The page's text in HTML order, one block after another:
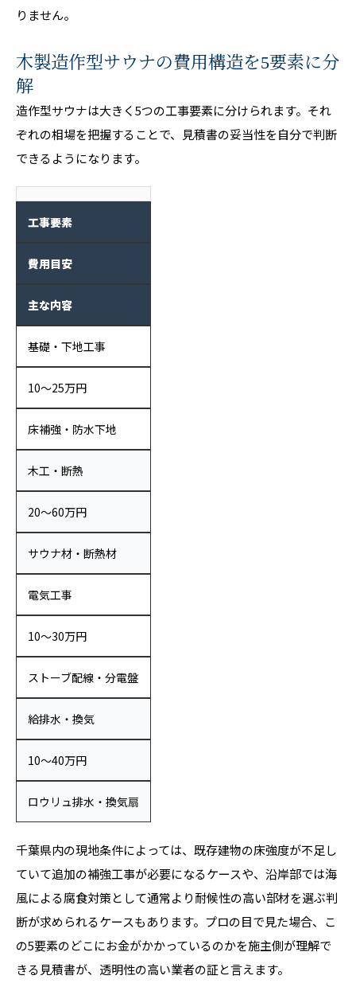
りません。
木製造作型サウナの費用構造を5要素に分
解
造作型サウナは大きく5つの工事要素に分けられます。それ
ぞれの相場を把握することで、見積書の妥当性を自分で判断
できるようになります。
工事要素
費用目安
主な内容
基礎・下地工事
10〜25万円
床補強・防水下地
木工・断熱
20〜60万円
サウナ材・断熱材
電気工事
10〜30万円
ストーブ配線・分電盤
給排水・換気
10〜40万円
ロウリュ排水・換気扇
千葉県内の現地条件によっては、既存建物の床強度が不足し
ていて追加の補強工事が必要になるケースや、沿岸部では海
風による腐食対策として通常より耐候性の高い部材を選ぶ判
断が求められるケースもあります。プロの目で見た場合、こ
の5要素のどこにお金がかかっているのかを施主側が理解で
きる見積書が、透明性の高い業者の証と言えます。